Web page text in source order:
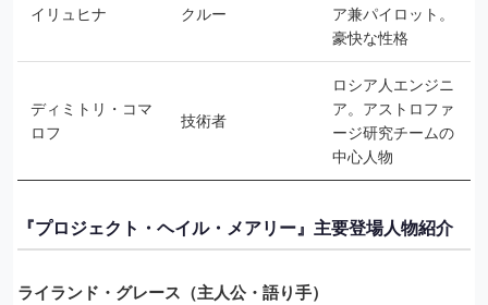
イリュヒナ クルー
ア兼パイロット。
豪快な性格
ディミトリ・コマ
ロフ
技術者
ロシア人エンジニ
ア。アストロファ
ージ研究チームの
中心人物
『プロジェクト・ヘイル・メアリー』主要登場人物紹介
ライランド・グレース（主人公・語り手）